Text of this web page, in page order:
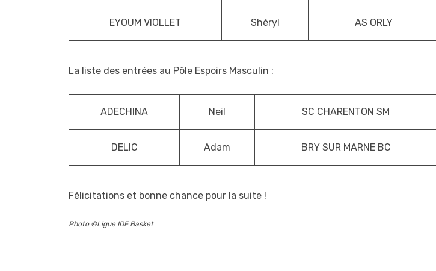
EYOUM VIOLLET Shéryl AS ORLY
La liste des entrées au Pôle Espoirs Masculin :
ADECHINA Neil SC CHARENTON SM
DELIC Adam BRY SUR MARNE BC
Félicitations et bonne chance pour la suite !
Photo ©Ligue IDF Basket